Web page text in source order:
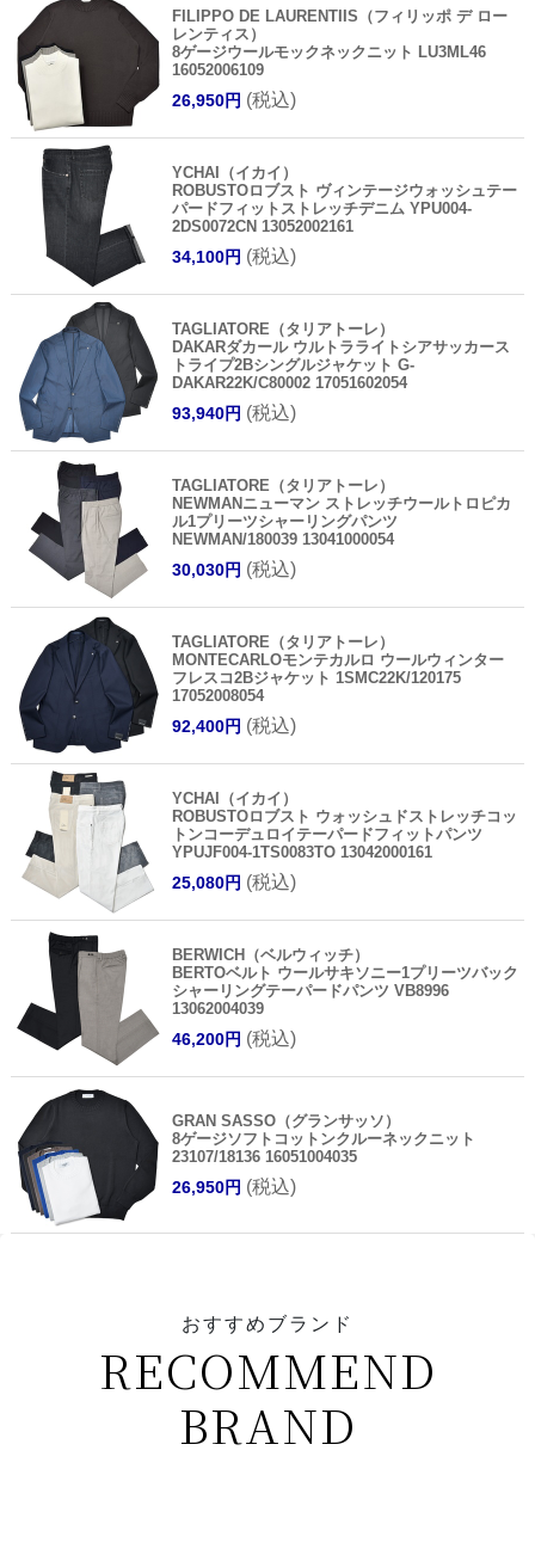
FILIPPO DE LAURENTIIS（フィリッポ デ ロー
レンティス）
8ゲージウールモックネックニット LU3ML46
16052006109
26,950円 (税込)
YCHAI（イカイ）
ROBUSTOロブスト ヴィンテージウォッシュテー
パードフィットストレッチデニム YPU004-
2DS0072CN 13052002161
34,100円 (税込)
TAGLIATORE（タリアトーレ）
DAKARダカール ウルトラライトシアサッカース
トライプ2Bシングルジャケット G-
DAKAR22K/C80002 17051602054
93,940円 (税込)
TAGLIATORE（タリアトーレ）
NEWMANニューマン ストレッチウールトロピカ
ル1プリーツシャーリングパンツ
NEWMAN/180039 13041000054
30,030円 (税込)
TAGLIATORE（タリアトーレ）
MONTECARLOモンテカルロ ウールウィンター
フレスコ2Bジャケット 1SMC22K/120175
17052008054
92,400円 (税込)
YCHAI（イカイ）
ROBUSTOロブスト ウォッシュドストレッチコッ
トンコーデュロイテーパードフィットパンツ
YPUJF004-1TS0083TO 13042000161
25,080円 (税込)
BERWICH（ベルウィッチ）
BERTOベルト ウールサキソニー1プリーツバック
シャーリングテーパードパンツ VB8996
13062004039
46,200円 (税込)
GRAN SASSO（グランサッソ）
8ゲージソフトコットンクルーネックニット
23107/18136 16051004035
26,950円 (税込)
おすすめブランド
RECOMMEND
BRAND